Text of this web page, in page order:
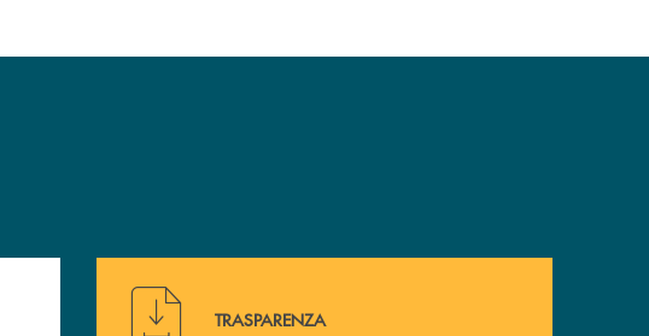
n. 121, 00186, Roma (RM)
Cooperativo di Barlassina – Società Cooperativa, via C. Colombo,
! Hai bisogno di alcuni documenti ? Vai alla pagina
TRASPARENZA